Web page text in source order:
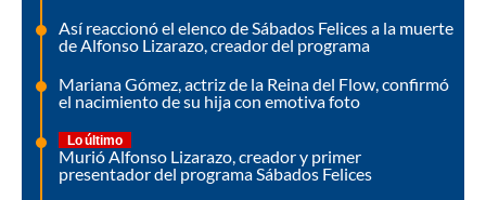
Así reaccionó el elenco de Sábados Felices a la muerte
de Alfonso Lizarazo, creador del programa
Mariana Gómez, actriz de la Reina del Flow, confirmó
el nacimiento de su hija con emotiva foto
Lo último
Murió Alfonso Lizarazo, creador y primer
presentador del programa Sábados Felices